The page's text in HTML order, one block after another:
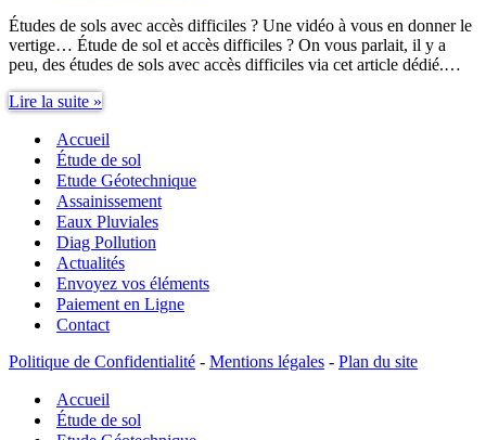
Études de sols avec accès difficiles ? Une vidéo à vous en donner le
vertige… Étude de sol et accès difficiles ? On vous parlait, il y a
peu, des études de sols avec accès difficiles via cet article dédié.…
Lire la suite »
sols
avec
accès
difficiles
?
Une
vidéo
à
vous
en
donner
le
vertige…
Accueil
Étude de sol
Etude Géotechnique
Assainissement
Eaux Pluviales
Diag Pollution
Actualités
Envoyez vos éléments
Paiement en Ligne
Contact
Politique de Confidentialité - Mentions légales - Plan du site
Accueil
Étude de sol